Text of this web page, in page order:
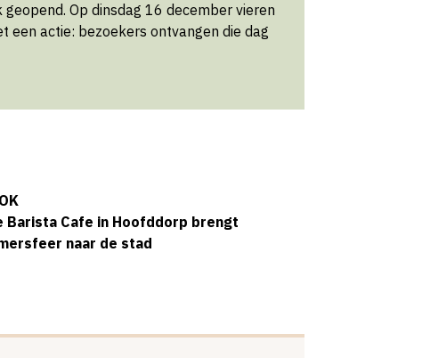
Op dinsdag 16 december vieren
een actie: bezoekers ontvangen die dag
Barista Cafe in Hoofddorp brengt
naar de stad